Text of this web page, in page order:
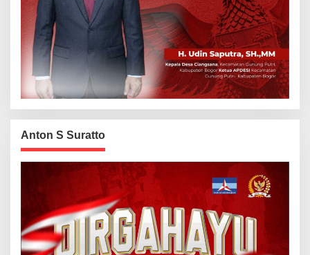
Anton S Suratto